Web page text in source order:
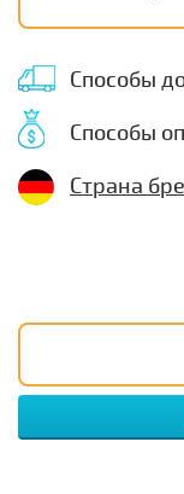
Способы
Способы
Страна